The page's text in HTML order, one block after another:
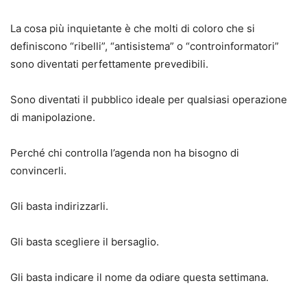
La cosa più inquietante è che molti di coloro che si
definiscono “ribelli”, “antisistema” o “controinformatori”
sono diventati perfettamente prevedibili.
Sono diventati il pubblico ideale per qualsiasi operazione
di manipolazione.
Perché chi controlla l’agenda non ha bisogno di
convincerli.
Gli basta indirizzarli.
Gli basta scegliere il bersaglio.
Gli basta indicare il nome da odiare questa settimana.